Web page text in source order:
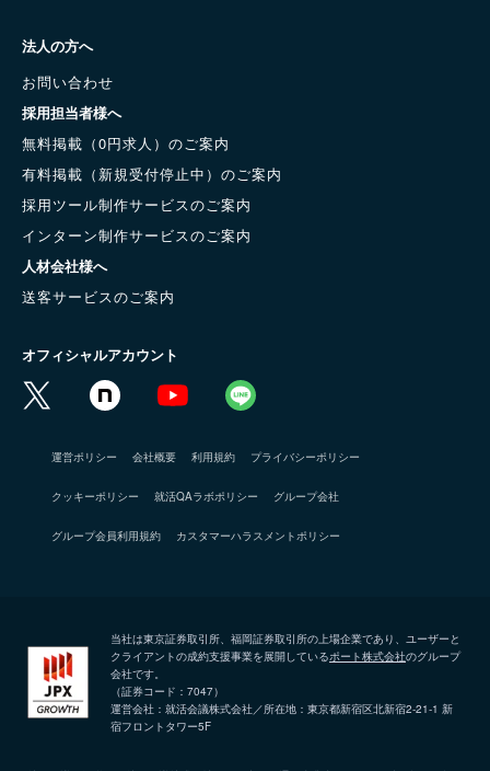
法人の方へ
お問い合わせ
採用担当者様へ
無料掲載（0円求人）のご案内
有料掲載（新規受付停止中）のご案内
採用ツール制作サービスのご案内
インターン制作サービスのご案内
人材会社様へ
送客サービスのご案内
オフィシャルアカウント
運営ポリシー 会社概要 利用規約 プライバシーポリシー
クッキーポリシー 就活QAラボポリシー グループ会社
グループ会員利用規約 カスタマーハラスメントポリシー
当社は東京証券取引所、福岡証券取引所の上場企業であり、ユーザーと
クライアントの成約支援事業を展開しているポート株式会社のグループ
会社です。
（証券コード：7047）
運営会社：就活会議株式会社／所在地：東京都新宿区北新宿2-21-1 新
宿フロントタワー5F